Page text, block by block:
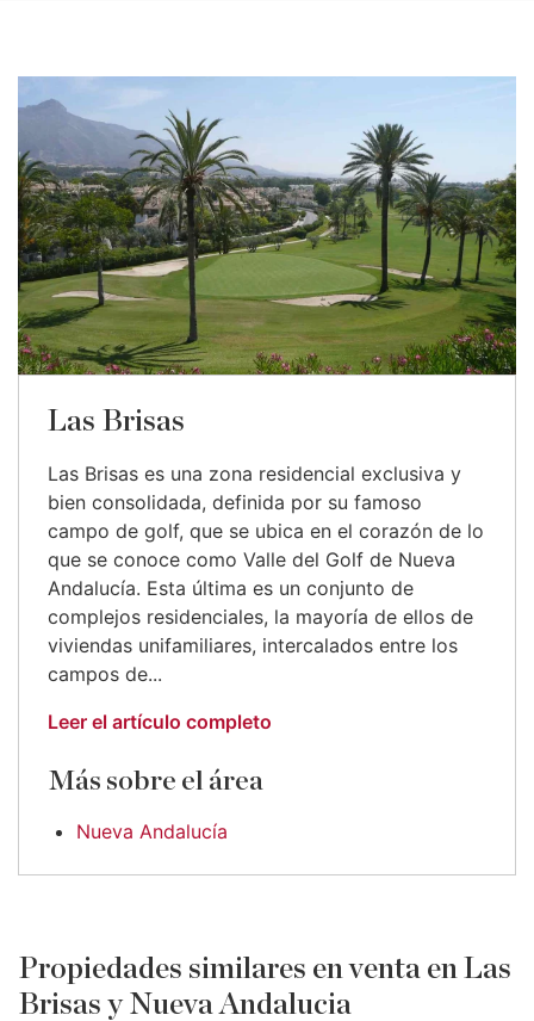
Las Brisas
Las Brisas es una zona residencial exclusiva y
bien consolidada, definida por su famoso
campo de golf, que se ubica en el corazón de lo
que se conoce como Valle del Golf de Nueva
Andalucía. Esta última es un conjunto de
complejos residenciales, la mayoría de ellos de
viviendas unifamiliares, intercalados entre los
campos de...
Leer el artículo completo
Más sobre el área
Nueva Andalucía
Propiedades similares en venta en Las
Brisas y Nueva Andalucia